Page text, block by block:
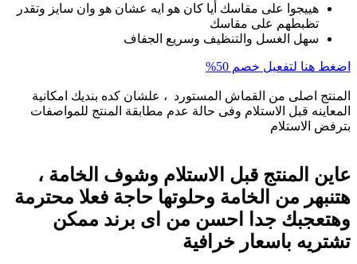
هييجوا على مقاسك أيا كان هو ايه عشان هو وان سايز وتقدر
تظبطهم على مقاسك
سهل الغسل والتنظيف وسريع الجفاف
اضغط هنا لتفعيل خصم 50%
المنتج اصلى من القماش المستورد ، علشان كده بنديك امكانية
المعاينه قبل الاستلام وفى حالة عدم مطابقة المنتج للمواصفات
بترفض الاستلام
عاين المنتج قبل الاستلام وشوف الخامة ،
هتنبهر من الخامة وحلوتها حاجة فعلا محترمة
وهتعجبك جدا احسن من اى برند ممكن
تشتريه باسعار خرافية